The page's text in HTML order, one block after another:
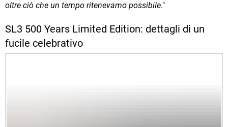
oltre ciò che un tempo ritenevamo possibile."
SL3 500 Years Limited Edition: dettagli di un
fucile celebrativo